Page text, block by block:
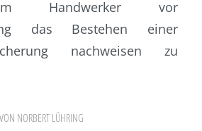
Handwerker vor
das Bestehen einer
nachweisen zu
VON NORBERT LÜHRING